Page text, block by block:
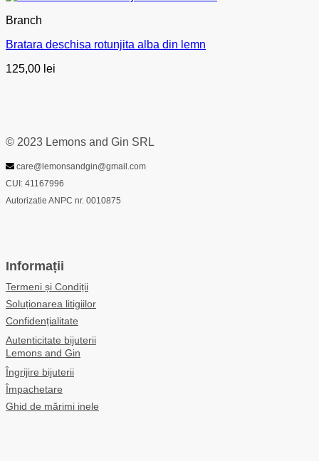
Branch
Bratara deschisa rotunjita alba din lemn
125,00 lei
© 2023 Lemons and Gin SRL
care@lemonsandgin@gmail.com
CUI: 41167996
Autorizatie ANPC nr. 0010875
Informații
Termeni și Condiții
Soluționarea litigiilor
Confidențialitate
Autenticitate bijuterii
Lemons and Gin
Îngrijire bijuterii
Împachetare
Ghid de mărimi inele